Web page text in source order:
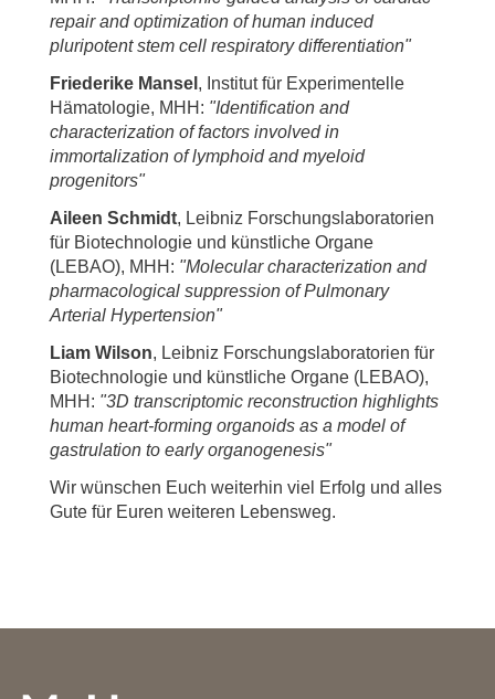
repair and optimization of human induced
pluripotent stem cell respiratory differentiation"
Friederike Mansel , Institut für Experimentelle
Hämatologie, MHH: "Identification and
characterization of factors involved in
immortalization of lymphoid and myeloid
progenitors"
Aileen Schmidt, Leibniz Forschungslaboratorien
für Biotechnologie und künstliche Organe
(LEBAO), MHH: "Molecular characterization and
pharmacological suppression of Pulmonary
Arterial Hypertension"
Liam Wilson, Leibniz Forschungslaboratorien für
Biotechnologie und künstliche Organe (LEBAO),
MHH: "3D transcriptomic reconstruction highlights
human heart-forming organoids as a model of
gastrulation to early organogenesis"
Wir wünschen Euch weiterhin viel Erfolg und alles
Gute für Euren weiteren Lebensweg.